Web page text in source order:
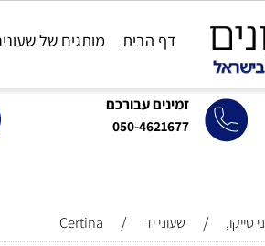
זמינים עבורכם
050-4621677
דף הבית מותגים של שעונים
/ שעוני יד /
Certina